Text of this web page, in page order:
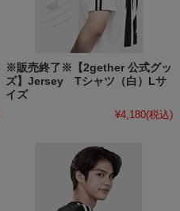
※販売終了※【2gether 公式グッ
ズ】Jersey Tシャツ（白）Lサ
イズ
¥4,180(税込)